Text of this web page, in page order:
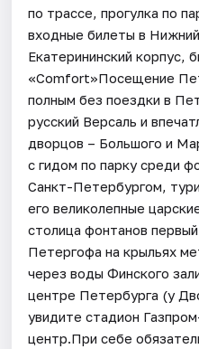
по трассе, прогулка по
входные билеты в
Екатерининский корпус,
«Comfort»Посещение
полным без поездки в
русский Версаль и
дворцов – Большого и
с гидом по парку среди
Санкт-Петербургом,
его великолепные
столица фонтанов
Петергофа на крыльях
через воды Финского
центре Петербурга (у
увидите стадион
центр.При себе